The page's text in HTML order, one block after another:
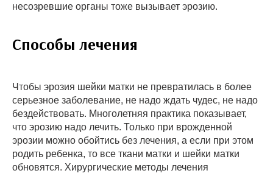
несозревшие органы тоже вызывает эрозию.
Способы лечения
Чтобы эрозия шейки матки не превратилась в более
серьезное заболевание, не надо ждать чудес, не надо
бездействовать. Многолетняя практика показывает,
что эрозию надо лечить. Только при врожденной
эрозии можно обойтись без лечения, а если при этом
родить ребенка, то все ткани матки и шейки матки
обновятся. Хирургические методы лечения